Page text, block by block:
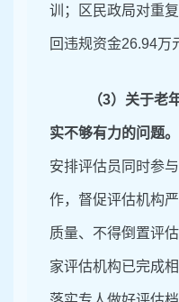
训；区民政局对重
回违规资金26.94万
（3）关于老
实不够有力的问题。
安排评估员同时参
作，督促评估机构
质量、不得倒置评
家评估机构已完成